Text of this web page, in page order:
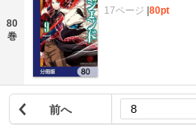
80
巻
17ページ 80pt
前へ